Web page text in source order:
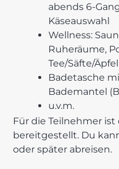
abends 6-
Käseauswahl
Wellness:
Ruheräume,
Tee/Säfte/
Badetasche
Bademantel
u.v.m.
Für die Teilnehmer
bereitgestellt. Du
oder später abreisen.